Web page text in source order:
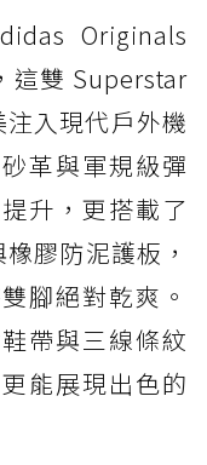
14 GTX：搭
全方位防水神鞋
GORE-TEX：潮
街頭顏值一次攻
Evo GTX：越野
增高神器一次滿
Access：
健走鞋雨天必備
Access：
健走鞋雨天必備
Originals
這雙 Superstar
注入現代戶外機
革與軍規級彈
升，更搭載了
膠防泥護板，
腳絕對乾爽。
帶與三線條紋
能展現出色的